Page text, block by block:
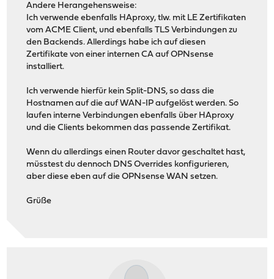
Andere Herangehensweise:
Ich verwende ebenfalls HAproxy, tlw. mit LE Zertifikaten
vom ACME Client, und ebenfalls TLS Verbindungen zu
den Backends. Allerdings habe ich auf diesen
Zertifikate von einer internen CA auf OPNsense
installiert.
Ich verwende hierfür kein Split-DNS, so dass die
Hostnamen auf die auf WAN-IP aufgelöst werden. So
laufen interne Verbindungen ebenfalls über HAproxy
und die Clients bekommen das passende Zertifikat.
Wenn du allerdings einen Router davor geschaltet hast,
müsstest du dennoch DNS Overrides konfigurieren,
aber diese eben auf die OPNsense WAN setzen.
Grüße